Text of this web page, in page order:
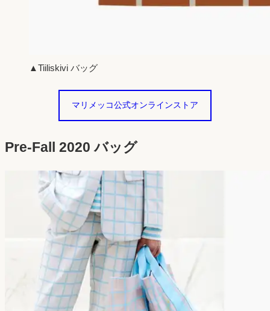
▲Tiiliskivi バッグ
マリメッコ公式オンラインストア
Pre-Fall 2020 バッグ